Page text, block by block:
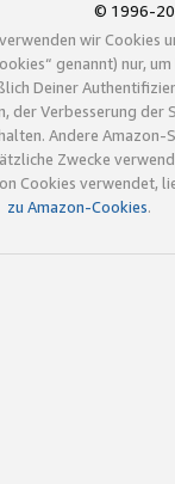
© 1996-
wir Cookies
genannt) nur,
Deiner
der Verbesserung der
Andere Amazon-
Zwecke
Cookies verwendet,
zu Amazon-Cookies.